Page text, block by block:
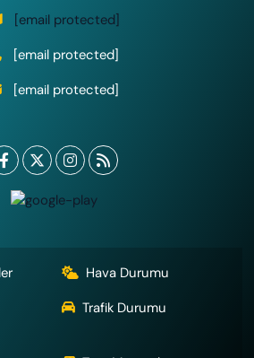
[email protected]
[email protected]
[email protected]
Hava Durumu
Trafik Durumu